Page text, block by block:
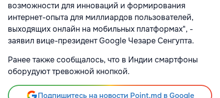
возможности для инноваций и формирования
интернет-опыта для миллиардов пользователей,
выходящих онлайн на мобильных платформах", -
заявил вице-президент Google Чезаре Сенгупта.
Ранее также сообщалось, что в Индии смартфоны
оборудуют тревожной кнопкой.
Подпишитесь на новости Point.md в Google